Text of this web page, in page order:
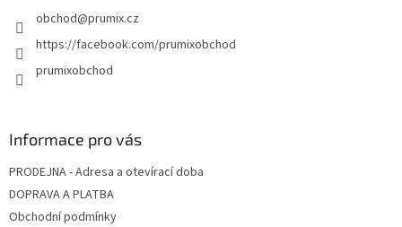
obchod@prumix.cz
https://facebook.com/prumixobchod
prumixobchod
Informace pro vás
PRODEJNA - Adresa a otevírací doba
DOPRAVA A PLATBA
Obchodní podmínky